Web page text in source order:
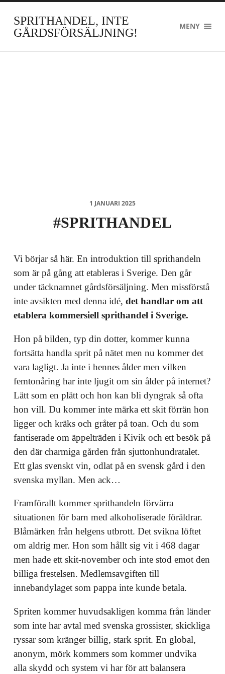
SPRITHANDEL, INTE
GÅRDSFÖRSÄLJNING!
MENY
1 JANUARI 2025
#SPRITHANDEL
Vi börjar så här. En introduktion till sprithandeln
som är på gång att etableras i Sverige. Den går
under täcknamnet gårdsförsäljning. Men missförstå
inte avsikten med denna idé, det handlar om att
etablera kommersiell sprithandel i Sverige.
Hon på bilden, typ din dotter, kommer kunna
fortsätta handla sprit på nätet men nu kommer det
vara lagligt. Ja inte i hennes ålder men vilken
femtonåring har inte ljugit om sin ålder på internet?
Lätt som en plätt och hon kan bli dyngrak så ofta
hon vill. Du kommer inte märka ett skit förrän hon
ligger och kräks och gråter på toan. Och du som
fantiserade om äppelträden i Kivik och ett besök på
den där charmiga gården från sjuttonhundratalet.
Ett glas svenskt vin, odlat på en svensk gård i den
svenska myllan. Men ack…
Framförallt kommer sprithandeln förvärra
situationen för barn med alkoholiserade föräldrar.
Blåmärken från helgens utbrott. Det svikna löftet
om aldrig mer. Hon som hållt sig vit i 468 dagar
men hade ett skit-november och inte stod emot den
billiga frestelsen. Medlemsavgiften till
innebandylaget som pappa inte kunde betala.
Spriten kommer huvudsakligen komma från länder
som inte har avtal med svenska grossister, skickliga
ryssar som kränger billig, stark sprit. En global,
anonym, mörk kommers som kommer undvika
alla skydd och system vi har för att balansera